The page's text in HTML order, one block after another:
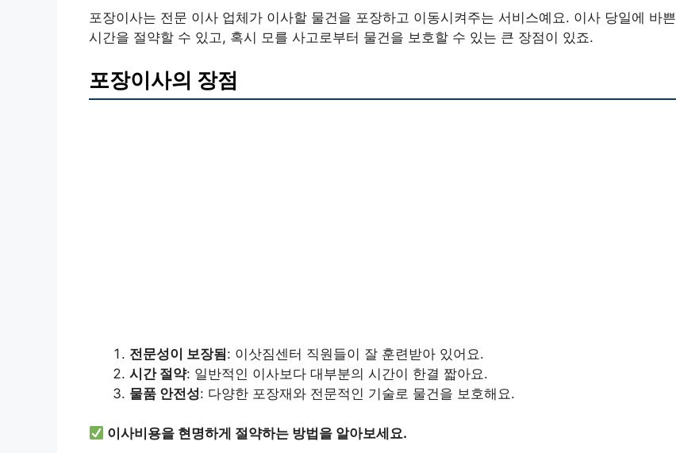
포장이사는 전문 이사 업체가 이사할 물건을 포장하고 이동시켜주는 서비스예요. 이사 당일에 바쁜
시간을 절약할 수 있고, 혹시 모를 사고로부터 물건을 보호할 수 있는 큰 장점이 있죠.
포장이사의 장점
전문성이 보장됨: 이삿짐센터 직원들이 잘 훈련받아 있어요.
시간 절약: 일반적인 이사보다 대부분의 시간이 한결 짧아요.
물품 안전성: 다양한 포장재와 전문적인 기술로 물건을 보호해요.
이사비용을 현명하게 절약하는 방법을 알아보세요.